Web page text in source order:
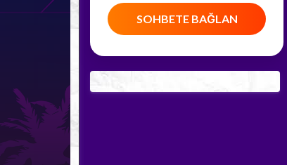
SOHBETE BAĞLAN